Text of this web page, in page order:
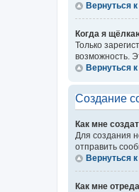
Вернуться
Когда я
Только
возможность.
Вернуться
Создание
Как мне
Для создания
отправить
Вернуться
Как мне